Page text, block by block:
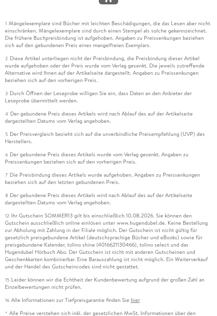
1 Mängelexemplare sind Bücher mit leichten Beschädigungen, die das Lesen aber nicht
einschränken. Mängelexemplare sind durch einen Stempel als solche gekennzeichnet.
Die frühere Buchpreisbindung ist aufgehoben. Angaben zu Preissenkungen beziehen
sich auf den gebundenen Preis eines mangelfreien Exemplars.
2 Diese Artikel unterliegen nicht der Preisbindung, die Preisbindung dieser Artikel
wurde aufgehoben oder der Preis wurde vom Verlag gesenkt. Die jeweils zutreffende
Alternative wird Ihnen auf der Artikelseite dargestellt. Angaben zu Preissenkungen
beziehen sich auf den vorherigen Preis.
3 Durch Öffnen der Leseprobe willigen Sie ein, dass Daten an den Anbieter der
Leseprobe übermittelt werden.
4 Der gebundene Preis dieses Artikels wird nach Ablauf des auf der Artikelseite
dargestellten Datums vom Verlag angehoben.
5 Der Preisvergleich bezieht sich auf die unverbindliche Preisempfehlung (UVP) des
Herstellers.
6 Der gebundene Preis dieses Artikels wurde vom Verlag gesenkt. Angaben zu
Preissenkungen beziehen sich auf den vorherigen Preis.
7 Die Preisbindung dieses Artikels wurde aufgehoben. Angaben zu Preissenkungen
beziehen sich auf den letzten gebundenen Preis.
8 Der gebundene Preis dieses Artikels wird nach Ablauf des auf der Artikelseite
dargestellten Datums vom Verlag angehoben.
12 Ihr Gutschein SOMMER13 gilt bis einschließlich 10.08.2026. Sie können den
Gutschein ausschließlich online einlösen unter www.hugendubel.de. Keine Bestellung
zur Abholung mit Zahlung in der Filiale möglich. Der Gutschein ist nicht gültig für
gesetzlich preisgebundene Artikel (deutschsprachige Bücher und eBooks) sowie für
preisgebundene Kalender, tolino shine (4016621130466), tolino select und das
Hugendubel Hörbuch Abo. Der Gutschein ist nicht mit anderen Gutscheinen und
Geschenkkarten kombinierbar. Eine Barauszahlung ist nicht möglich. Ein Weiterverkauf
und der Handel des Gutscheincodes sind nicht gestattet.
15 Leider können wir die Echtheit der Kundenbewertung aufgrund der großen Zahl an
Einzelbewertungen nicht prüfen.
16 Alle Informationen zur Tiefpreisgarantie finden Sie hier
* Alle Preise verstehen sich inkl. der gesetzlichen MwSt. Informationen über den